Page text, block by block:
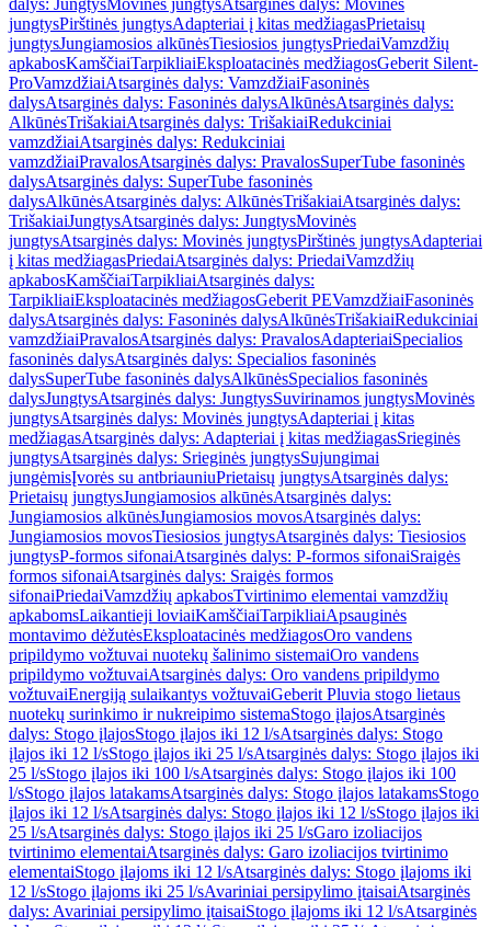
dalys: JungtysMovinės jungtysAtsarginės dalys: Movinės
jungtysPirštinės jungtysAdapteriai į kitas medžiagasPrietaisų
jungtysJungiamosios alkūnėsTiesiosios jungtysPriedaiVamzdžių
apkabosKamščiaiTarpikliaiEksploatacinės medžiagosGeberit Silent-
ProVamzdžiaiAtsarginės dalys: VamzdžiaiFasoninės
dalysAtsarginės dalys: Fasoninės dalysAlkūnėsAtsarginės dalys:
AlkūnėsTrišakiaiAtsarginės dalys: TrišakiaiRedukciniai
vamzdžiaiAtsarginės dalys: Redukciniai
vamzdžiaiPravalosAtsarginės dalys: PravalosSuperTube fasoninės
dalysAtsarginės dalys: SuperTube fasoninės
dalysAlkūnėsAtsarginės dalys: AlkūnėsTrišakiaiAtsarginės dalys:
TrišakiaiJungtysAtsarginės dalys: JungtysMovinės
jungtysAtsarginės dalys: Movinės jungtysPirštinės jungtysAdapteriai
į kitas medžiagasPriedaiAtsarginės dalys: PriedaiVamzdžių
apkabosKamščiaiTarpikliaiAtsarginės dalys:
TarpikliaiEksploatacinės medžiagosGeberit PEVamzdžiaiFasoninės
dalysAtsarginės dalys: Fasoninės dalysAlkūnėsTrišakiaiRedukciniai
vamzdžiaiPravalosAtsarginės dalys: PravalosAdapteriaiSpecialios
fasoninės dalysAtsarginės dalys: Specialios fasoninės
dalysSuperTube fasoninės dalysAlkūnėsSpecialios fasoninės
dalysJungtysAtsarginės dalys: JungtysSuvirinamos jungtysMovinės
jungtysAtsarginės dalys: Movinės jungtysAdapteriai į kitas
medžiagasAtsarginės dalys: Adapteriai į kitas medžiagasSrieginės
jungtysAtsarginės dalys: Srieginės jungtysSujungimai
jungėmisĮvorės su antbriauniuPrietaisų jungtysAtsarginės dalys:
Prietaisų jungtysJungiamosios alkūnėsAtsarginės dalys:
Jungiamosios alkūnėsJungiamosios movosAtsarginės dalys:
Jungiamosios movosTiesiosios jungtysAtsarginės dalys: Tiesiosios
jungtysP-formos sifonaiAtsarginės dalys: P-formos sifonaiSraigės
formos sifonaiAtsarginės dalys: Sraigės formos
sifonaiPriedaiVamzdžių apkabosTvirtinimo elementai vamzdžių
apkabomsLaikantieji loviaiKamščiaiTarpikliaiApsauginės
montavimo dėžutėsEksploatacinės medžiagosOro vandens
pripildymo vožtuvai nuotekų šalinimo sistemaiOro vandens
pripildymo vožtuvaiAtsarginės dalys: Oro vandens pripildymo
vožtuvaiEnergiją sulaikantys vožtuvaiGeberit Pluvia stogo lietaus
nuotekų surinkimo ir nukreipimo sistemaStogo įlajosAtsarginės
dalys: Stogo įlajosStogo įlajos iki 12 l/sAtsarginės dalys: Stogo
įlajos iki 12 l/sStogo įlajos iki 25 l/sAtsarginės dalys: Stogo įlajos iki
25 l/sStogo įlajos iki 100 l/sAtsarginės dalys: Stogo įlajos iki 100
l/sStogo įlajos latakamsAtsarginės dalys: Stogo įlajos latakamsStogo
įlajos iki 12 l/sAtsarginės dalys: Stogo įlajos iki 12 l/sStogo įlajos iki
25 l/sAtsarginės dalys: Stogo įlajos iki 25 l/sGaro izoliacijos
tvirtinimo elementaiAtsarginės dalys: Garo izoliacijos tvirtinimo
elementaiStogo įlajoms iki 12 l/sAtsarginės dalys: Stogo įlajoms iki
12 l/sStogo įlajoms iki 25 l/sAvariniai persipylimo įtaisaiAtsarginės
dalys: Avariniai persipylimo įtaisaiStogo įlajoms iki 12 l/sAtsarginės